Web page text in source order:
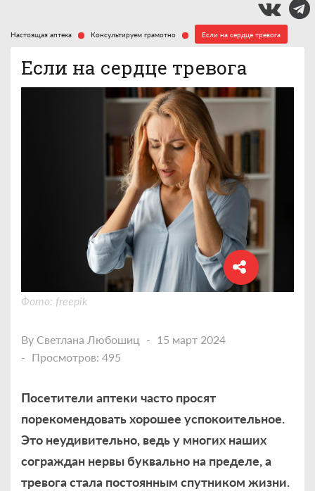
Настоящая аптека Консультируем грамотно Если на сердце тревога
Если на сердце тревога
Фото: freepik
By Светлана Любошиц
15 март 2024
Просмотров: 495
Посетители аптеки часто просят
порекомендовать хорошее успокоительное.
Это неудивительно, ведь у многих наших
сограждан нервы буквально на пределе, а
тревога стала постоянным спутником жизни.